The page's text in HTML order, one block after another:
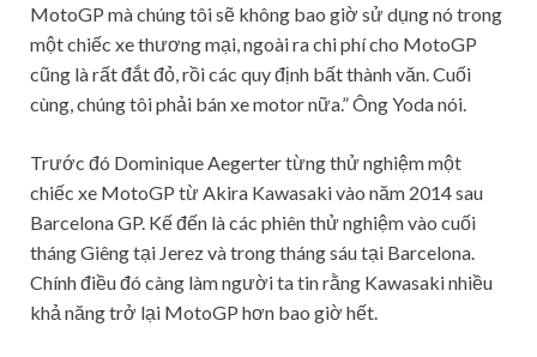
MotoGP mà chúng tôi sẽ không bao giờ sử dụng nó trong
một chiếc xe thương mại, ngoài ra chi phí cho MotoGP
cũng là rất đắt đỏ, rồi các quy định bất thành văn. Cuối
cùng, chúng tôi phải bán xe motor nữa.” Ông Yoda nói.
Trước đó Dominique Aegerter từng thử nghiệm một
chiếc xe MotoGP từ Akira Kawasaki vào năm 2014 sau
Barcelona GP. Kế đến là các phiên thử nghiệm vào cuối
tháng Giêng tại Jerez và trong tháng sáu tại Barcelona.
Chính điều đó càng làm người ta tin rằng Kawasaki nhiều
khả năng trở lại MotoGP hơn bao giờ hết.